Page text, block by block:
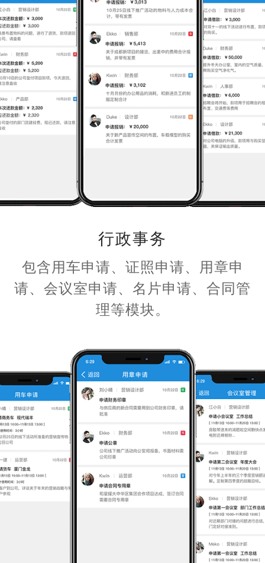
行政事务
包含用车申请、证照申请、用章申
请、会议室申请、名片申请、合同管
理等模块。